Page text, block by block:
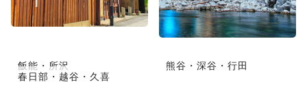
飯能・所沢
熊谷・深谷・行田
春日部・越谷・久喜